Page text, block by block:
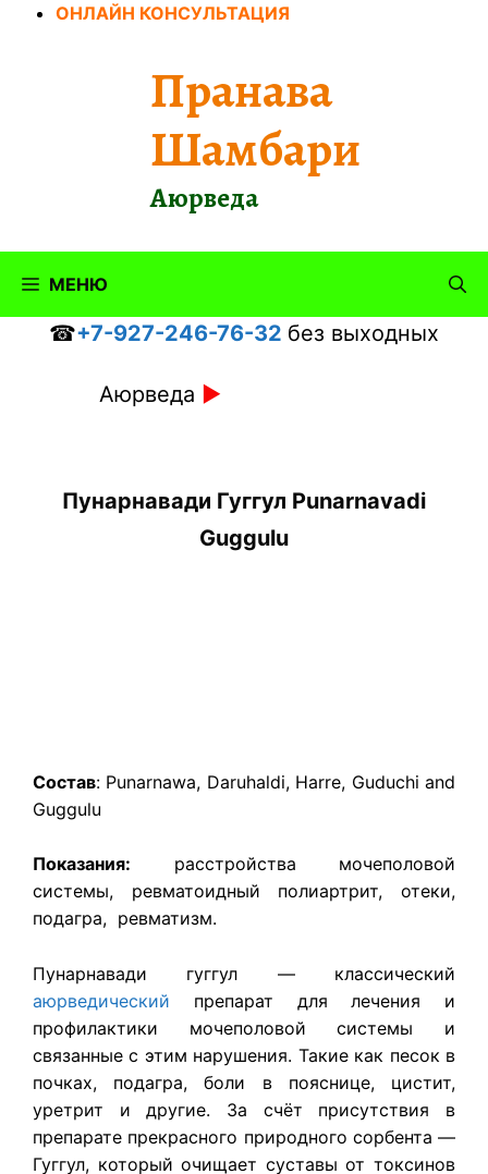
ПерейтиОНЛАЙН КОНСУЛЬТАЦИЯ
Пранава
Шамбари
Аюрведа
МЕНЮ
☎+7-927-246-76-32 без выходных
Аюрведа ►
Пунарнавади Гуггул Punarnavadi
Guggulu
Состав: Punarnawa, Daruhaldi, Harre, Guduchi and
Guggulu
Показания: расстройства мочеполовой
системы, ревматоидный полиартрит, отеки,
подагра, ревматизм.
Пунарнавади гуггул — классический
аюрведический препарат для лечения и
профилактики мочеполовой системы и
связанные с этим нарушения. Такие как песок в
почках, подагра, боли в пояснице, цистит,
уретрит и другие. За счёт присутствия в
препарате прекрасного природного сорбента —
Гуггул, который очищает суставы от токсинов